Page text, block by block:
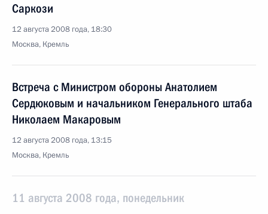
Саркози
12 августа 2008 года, 18:30
Москва, Кремль
Встреча с Министром обороны Анатолием
Сердюковым и начальником Генерального штаба
Николаем Макаровым
12 августа 2008 года, 13:15
Москва, Кремль
11 августа 2008 года, понедельник